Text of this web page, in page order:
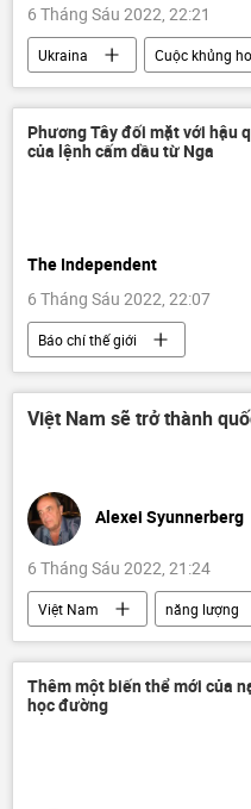
6 Tháng Sáu 2022, 22:21
Ukraina
Cuộc khủng
Nga
Đức
lực lượng vũ trang
Chiến dịch quân sự đặc biệt tại
Phương Tây đối mặt với hậu
của lệnh cấm dầu từ Nga
The Independent
6 Tháng Sáu 2022, 22:07
Báo chí thế giới
Các biện pháp trừng phạt chống
Cuộc khủng hoảng ở Ukraina
Việt Nam sẽ trở thành
Alexei Syunnerberg
6 Tháng Sáu 2022, 21:24
Việt Nam
năng lượng
năng lượng hạt nhân
Tác giả
Quan điểm-Ý
Thêm một biến thể mới của
học đường